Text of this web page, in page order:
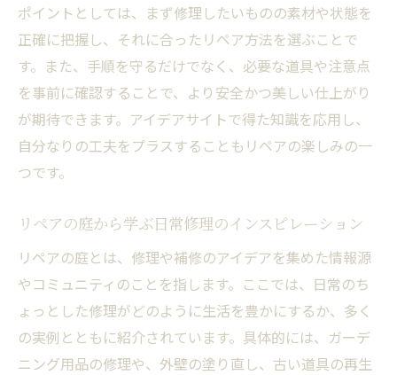
リペアの庭に学ぶ素材に応じた修理事例
家電のリペア事例から得る失敗しないコツ
Idea FOR GOODの素材別リペア活用法
ポイントとしては、まず修理したいものの素材や状態を
正確に把握し、それに合ったリペア方法を選ぶことで
す。また、手順を守るだけでなく、必要な道具や注意点
を事前に確認することで、より安全かつ美しい仕上がり
が期待できます。アイデアサイトで得た知識を応用し、
自分なりの工夫をプラスすることもリペアの楽しみの一
つです。
リペアの庭から学ぶ日常修理のインスピレーション
リペアの庭とは、修理や補修のアイデアを集めた情報源
やコミュニティのことを指します。ここでは、日常のち
ょっとした修理がどのように生活を豊かにするか、多く
の実例とともに紹介されています。具体的には、ガーデ
ニング用品の修理や、外壁の塗り直し、古い道具の再生